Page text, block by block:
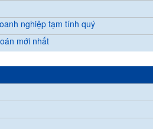
nghiệp tạm tính quý
mới nhất